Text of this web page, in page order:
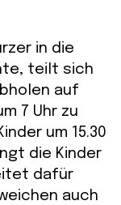
in die
teilt sich
auf
7 Uhr zu
um 15.30
die Kinder
dafür
auch